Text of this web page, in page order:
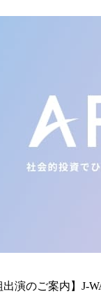
出演のご案内】J-